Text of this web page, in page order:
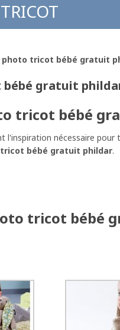
photo tricot bébé gratuit
gratuit
tricot bébé
l'inspiration nécessaire
bébé gratuit phildar.
tricot bébé